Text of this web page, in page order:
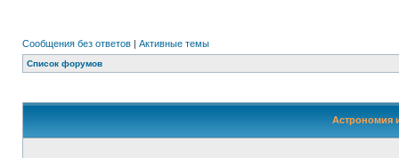
Сообщения без ответов | Активные темы
Список форумов
Астрономия